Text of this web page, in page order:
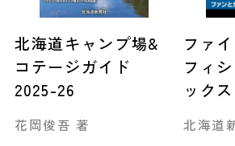
北海道キャンプ場&
コテージガイド
2025-26
花岡俊吾 著
ファ
フィ
ックス
北海道